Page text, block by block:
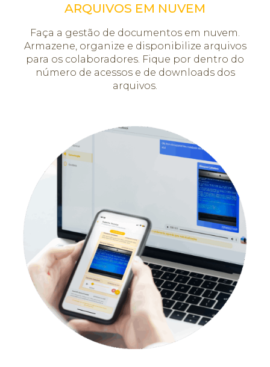
ARQUIVOS EM NUVEM
Faça a gestão de documentos em nuvem.
Armazene, organize e disponibilize arquivos
para os colaboradores. Fique por dentro do
número de acessos e de downloads dos
arquivos.